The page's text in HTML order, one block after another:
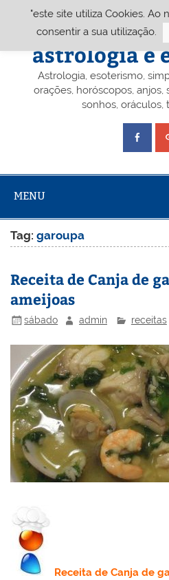
Portal
astrologia e
Astrologia, esoterismo,
orações, horóscopos, anjos,
sonhos, oráculos,
MENU
Tag:garoupa
Receita de Canja de
ameijoas
sábado admin receitas
Receita deCanja de
"este site utiliza Cookies. Ao
consentir a sua utilização.